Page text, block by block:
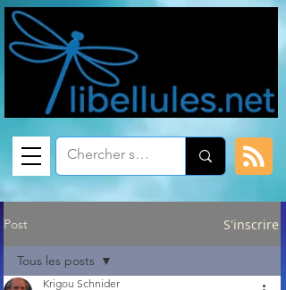
Post S'inscrire
Tous les posts
Krigou Schnider